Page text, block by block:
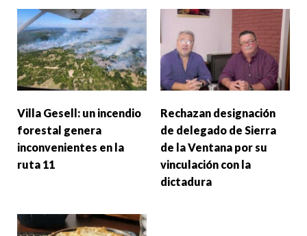
Villa Gesell: un incendio
forestal genera
inconvenientes en la
ruta 11
Rechazan designación
de delegado de Sierra
de la Ventana por su
vinculación con la
dictadura